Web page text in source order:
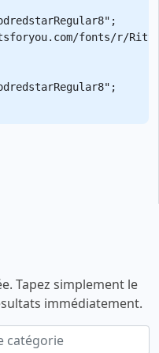
fonts/r/
Tapez simplement le
immédiatement.